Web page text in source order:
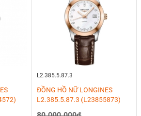
L2.385.5.87.3
ĐỒNG HỒ NỮ LONGINES
L2.385.5.87.3 (L23855873)